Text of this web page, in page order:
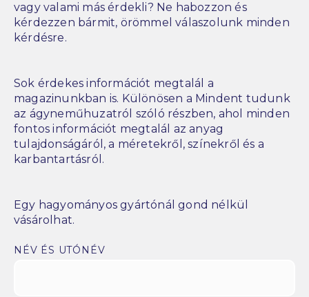
vagy valami más érdekli? Ne habozzon és
kérdezzen bármit, örömmel válaszolunk minden
kérdésre.
Sok érdekes információt megtalál a
magazinunkban is. Különösen a Mindent tudunk
az ágyneműhuzatról szóló részben, ahol minden
fontos információt megtalál az anyag
tulajdonságáról, a méretekről, színekről és a
karbantartásról.
Egy hagyományos gyártónál gond nélkül
vásárolhat.
NÉV ÉS UTÓNÉV